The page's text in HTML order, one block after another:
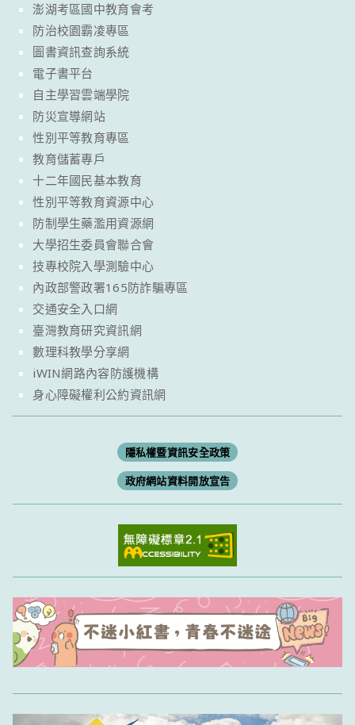
澎湖考區國中教育會考
防治校園霸凌專區
圖書資訊查詢系統
電子書平台
自主學習雲端學院
防災宣導網站
性別平等教育專區
教育儲蓄專戶
十二年國民基本教育
性別平等教育資源中心
防制學生藥濫用資源網
大學招生委員會聯合會
技專校院入學測驗中心
內政部警政署165防詐騙專區
交通安全入口網
臺灣教育研究資訊網
數理科教學分享網
iWIN網路內容防護機構
身心障礙權利公約資訊網
隱私權暨資訊安全政策
政府網站資料開放宣告